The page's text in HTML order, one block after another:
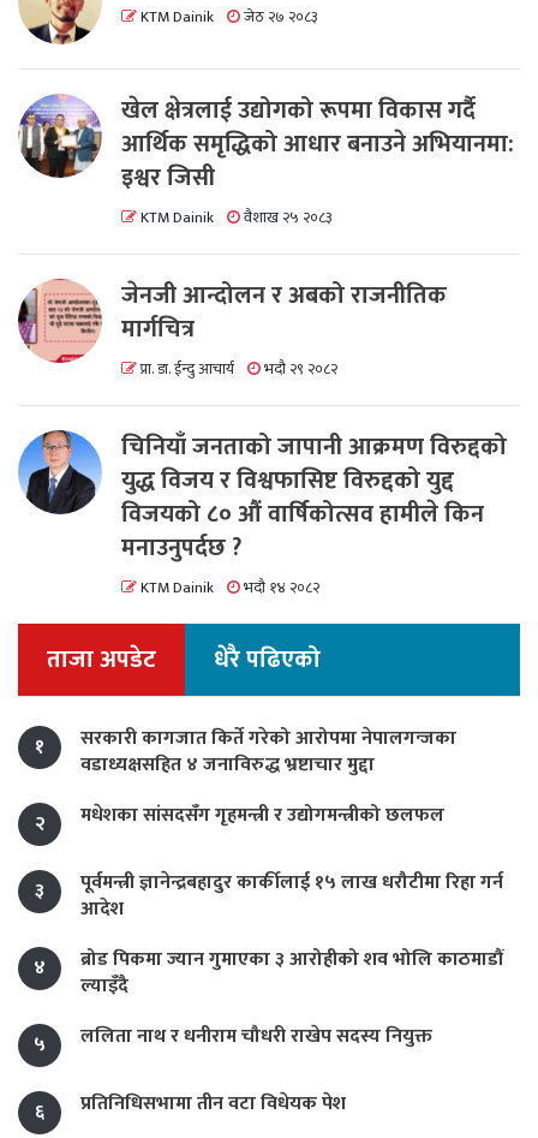
KTM Dainik जेठ २७ २०८३
खेल क्षेत्रलाई उद्योगको रूपमा विकास गर्दै
आर्थिक समृद्धिको आधार बनाउने अभियानमा:
इश्वर जिसी
KTM Dainik वैशाख २५ २०८३
जेनजी आन्दोलन र अबको राजनीतिक
मार्गचित्र
प्रा. डा. ईन्दु आचार्य भदौ २९ २०८२
चिनियाँ जनताको जापानी आक्रमण विरुद्दको
युद्ध विजय र विश्वफासिष्ट विरुद्दको युद्द
विजयको ८० औं वार्षिकोत्सव हामीले किन
मनाउनुपर्दछ ?
KTM Dainik भदौ १४ २०८२
ताजा अपडेट धेरै पढिएको
१
सरकारी कागजात किर्ते गरेको आरोपमा नेपालगन्जका
वडाध्यक्षसहित ४ जनाविरुद्ध भ्रष्टाचार मुद्दा
२
मधेशका सांसदसँग गृहमन्त्री र उद्योगमन्त्रीको छलफल
३
पूर्वमन्त्री ज्ञानेन्द्रबहादुर कार्कीलाई १५ लाख धरौटीमा रिहा गर्न
आदेश
४
ब्रोड पिकमा ज्यान गुमाएका ३ आरोहीको शव भोलि काठमाडौं
ल्याइँदै
५
ललिता नाथ र धनीराम चौधरी राखेप सदस्य नियुक्त
६ प्रतिनिधिसभामा तीन वटा विधेयक पेश